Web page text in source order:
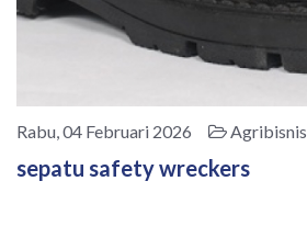
Rabu, 04 Februari 2026 Agribisnis
sepatu safety wreckers